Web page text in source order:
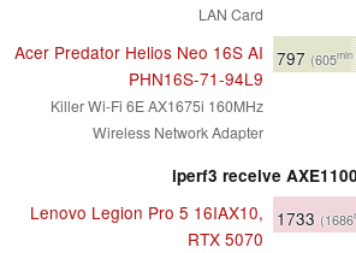
LAN Card
Acer Predator Helios Neo 16S AI
PHN16S-71-94L9
Killer Wi-Fi 6E AX1675i 160MHz
Wireless Network Adapter
797 (605min
iperf3 receive
Lenovo Legion Pro 5 16IAX10,
RTX 5070
1733 (1686